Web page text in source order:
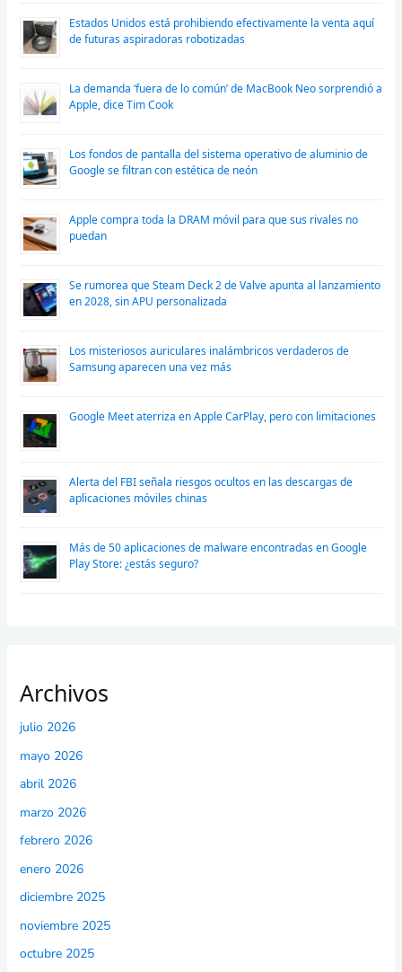
Estados Unidos está prohibiendo efectivamente la venta aquí
de futuras aspiradoras robotizadas
La demanda ‘fuera de lo común’ de MacBook Neo sorprendió a
Apple, dice Tim Cook
Los fondos de pantalla del sistema operativo de aluminio de
Google se filtran con estética de neón
Apple compra toda la DRAM móvil para que sus rivales no
puedan
Se rumorea que Steam Deck 2 de Valve apunta al lanzamiento
en 2028, sin APU personalizada
Los misteriosos auriculares inalámbricos verdaderos de
Samsung aparecen una vez más
Google Meet aterriza en Apple CarPlay, pero con limitaciones
Alerta del FBI señala riesgos ocultos en las descargas de
aplicaciones móviles chinas
Más de 50 aplicaciones de malware encontradas en Google
Play Store: ¿estás seguro?
Archivos
julio 2026
mayo 2026
abril 2026
marzo 2026
febrero 2026
enero 2026
diciembre 2025
noviembre 2025
octubre 2025